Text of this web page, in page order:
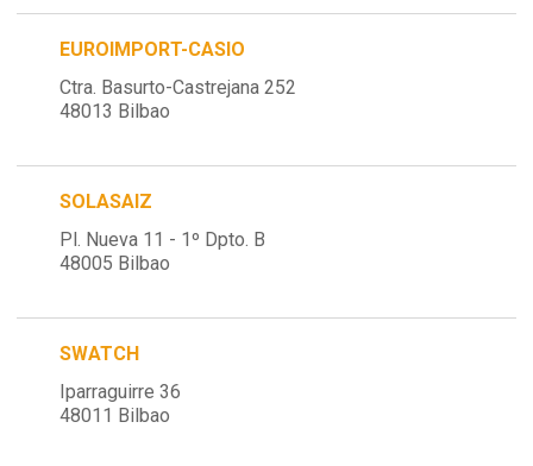
EUROIMPORT-CASIO
Ctra. Basurto-Castrejana 252
48013 Bilbao
SOLASAIZ
Pl. Nueva 11 - 1º Dpto. B
48005 Bilbao
SWATCH
Iparraguirre 36
48011 Bilbao